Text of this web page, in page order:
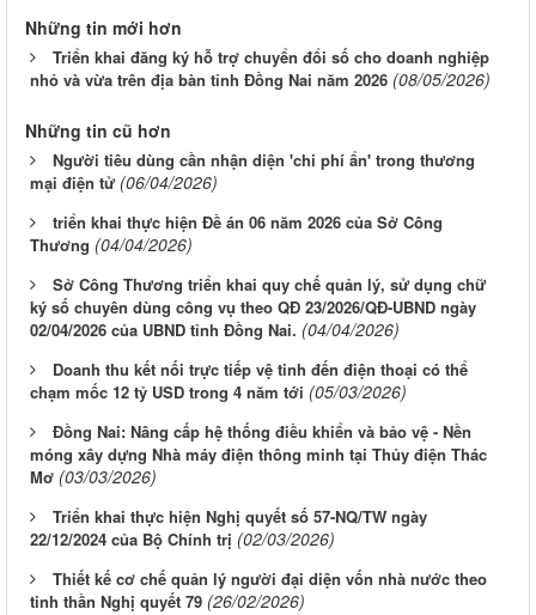
Những tin mới hơn
Triển khai đăng ký hỗ trợ chuyển đổi số cho doanh nghiệp
nhỏ và vừa trên địa bàn tỉnh Đồng Nai năm 2026 (08/05/2026)
Những tin cũ hơn
Người tiêu dùng cần nhận diện 'chi phí ẩn' trong thương
mại điện tử (06/04/2026)
triển khai thực hiện Đề án 06 năm 2026 của Sở Công
Thương (04/04/2026)
Sở Công Thương triển khai quy chế quản lý, sử dụng chữ
ký số chuyên dùng công vụ theo QĐ 23/2026/QĐ-UBND ngày
02/04/2026 của UBND tỉnh Đồng Nai. (04/04/2026)
Doanh thu kết nối trực tiếp vệ tinh đến điện thoại có thể
chạm mốc 12 tỷ USD trong 4 năm tới (05/03/2026)
Đồng Nai: Nâng cấp hệ thống điều khiển và bảo vệ - Nền
móng xây dựng Nhà máy điện thông minh tại Thủy điện Thác
Mơ (03/03/2026)
Triển khai thực hiện Nghị quyết số 57-NQ/TW ngày
22/12/2024 của Bộ Chính trị (02/03/2026)
Thiết kế cơ chế quản lý người đại diện vốn nhà nước theo
tinh thần Nghị quyết 79 (26/02/2026)